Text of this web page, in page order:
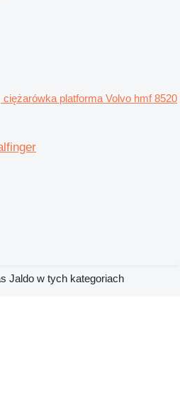
ciężarówka platforma Volvo hmf 8520
Jaldo w tych kategoriach